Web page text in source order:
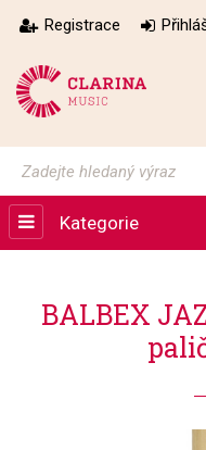
Registrace
Kategorie
BALBEX